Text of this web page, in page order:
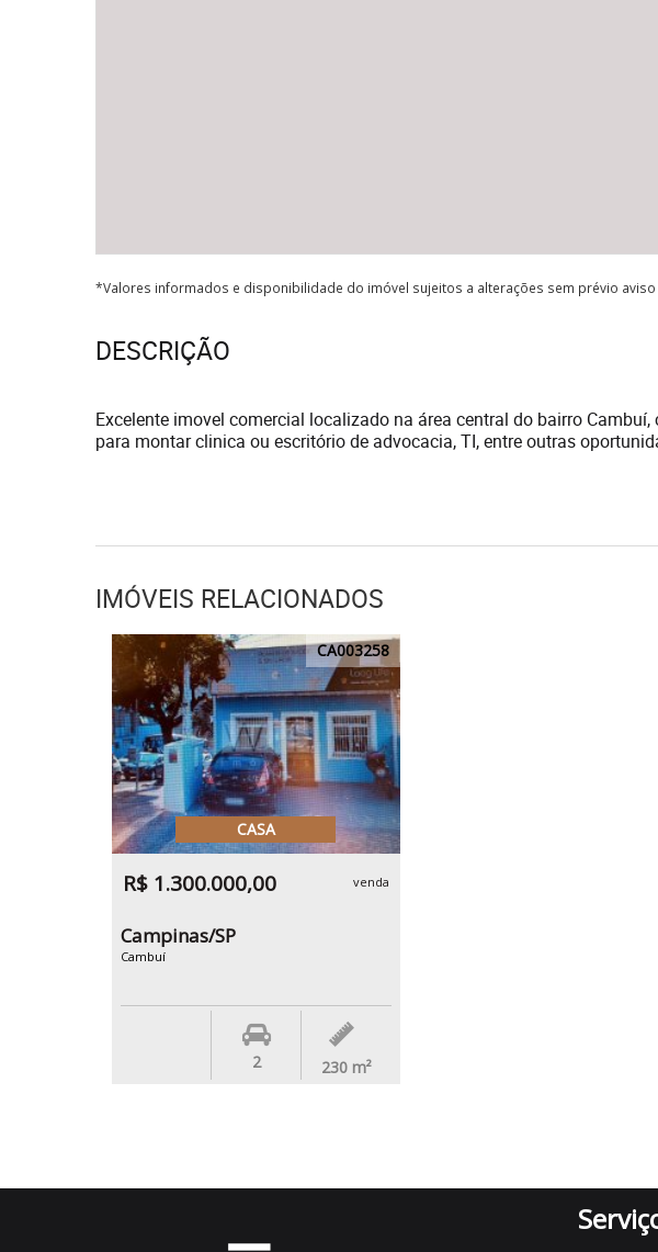
*Valores informados e disponibilidade do imóvel sujeitos a alterações sem prévio aviso
DESCRIÇÃO
Excelente imovel comercial localizado na área central do bairro
para montar clinica ou escritório de advocacia, TI, entre outras
IMÓVEIS RELACIONADOS
CA003258
CASA
R$ 1.300.000,00 venda
Campinas/SP
Cambuí
2 230 m²